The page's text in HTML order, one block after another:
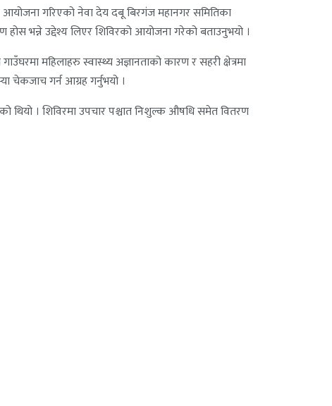
आयोजना गरिएको नेवा देय दबू बिरगंज महानगर समितिका
भन्ने उद्देश्य लिएर शिविरको आयोजना गरेको बताउनुभयो ।
महिलाहरु स्वास्थ्य अज्ञानताको कारण र सहरी क्षेत्रमा
चेकजाच गर्न आग्रह गर्नुभयो ।
थियो । शिविरमा उपचार पश्चात निशुल्क औषधि समेत वितरण